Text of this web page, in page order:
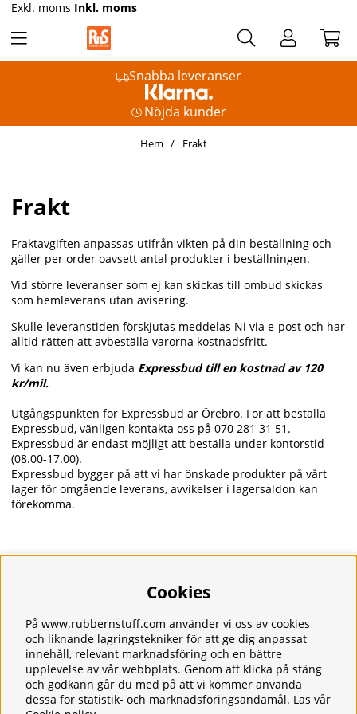
Snabba leveranser
Nöjda kunder
Exkl. moms Inkl. moms
Hem Frakt
Frakt
Fraktavgiften anpassas utifrån vikten på din beställning och
gäller per order oavsett antal produkter i beställningen.
Vid större leveranser som ej kan skickas till ombud skickas
som hemleverans utan avisering.
Skulle leveranstiden förskjutas meddelas Ni via e-post och har
alltid rätten att avbeställa varorna kostnadsfritt.
Vi kan nu även erbjuda Expressbud till en kostnad av 120
kr/mil.
Utgångspunkten för Expressbud är Örebro. För att beställa
Expressbud, vänligen kontakta oss på 070 281 31 51 .
Expressbud är endast möjligt att beställa under kontorstid
(08.00-17.00).
Expressbud bygger på att vi har önskade produkter på vårt
lager för omgående leverans, avvikelser i lagersaldon kan
förekomma.
Frakt
Integritetspolicy
Kontakt
Kundservice
Köpvillkor
Tjänster
Om oss
Cookies
På www.rubbernstuff.com använder vi oss av cookies
och liknande lagringstekniker för att ge dig anpassat
innehåll, relevant marknadsföring och en bättre
upplevelse av vår webbplats. Genom att klicka på stäng
och godkänn går du med på att vi kommer använda
dessa för statistik- och marknadsföringsändamål. Läs vår